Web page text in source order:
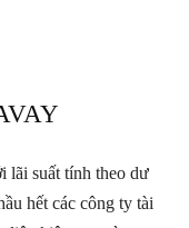
lãi suất tính theo dư
hết các công ty tài